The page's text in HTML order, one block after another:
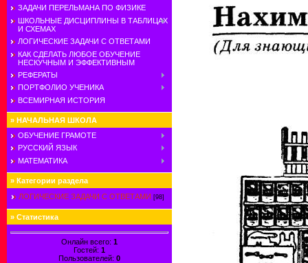
ЗАДАЧИ ПЕРЕЛЬМАНА ПО ФИЗИКЕ
ШКОЛЬНЫЕ ДИСЦИПЛИНЫ В ТАБЛИЦАХ
И СХЕМАХ
ЛОГИЧЕСКИЕ ЗАДАЧИ С ОТВЕТАМИ
КАК СДЕЛАТЬ ЛЮБОЕ ОБУЧЕНИЕ
НЕСКУЧНЫМ И ЭФФЕКТИВНЫМ
РЕФЕРАТЫ
ПОРТФОЛИО УЧЕНИКА
ВСЕМИРНАЯ ИСТОРИЯ
» НАЧАЛЬНАЯ ШКОЛА
ОБУЧЕНИЕ ГРАМОТЕ
РУССКИЙ ЯЗЫК
МАТЕМАТИКА
» Категории раздела
ЛОГИЧЕСКИЕ ЗАДАЧИ С ОТВЕТАМИ [98]
» Статистика
Онлайн всего: 1
Гостей: 1
Пользователей: 0